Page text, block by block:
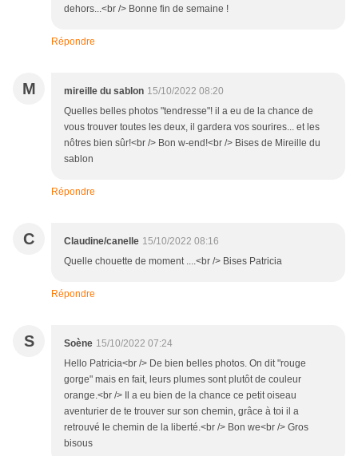
dehors...<br /> Bonne fin de semaine !
Répondre
M mireille du sablon 15/10/2022 08:20
Quelles belles photos "tendresse"! il a eu de la chance de
vous trouver toutes les deux, il gardera vos sourires... et les
nôtres bien sûr!<br /> Bon w-end!<br /> Bises de Mireille du
sablon
Répondre
C Claudine/canelle 15/10/2022 08:16
Quelle chouette de moment ....<br /> Bises Patricia
Répondre
S Soène 15/10/2022 07:24
Hello Patricia<br /> De bien belles photos. On dit "rouge
gorge" mais en fait, leurs plumes sont plutôt de couleur
orange.<br /> Il a eu bien de la chance ce petit oiseau
aventurier de te trouver sur son chemin, grâce à toi il a
retrouvé le chemin de la liberté.<br /> Bon we<br /> Gros
bisous